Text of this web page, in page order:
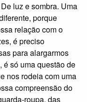
luz e sombra. Uma
porque
relação com o
é preciso
para alargarmos
é só uma questão de
nos rodeia com uma
compreensão do
roupa, das